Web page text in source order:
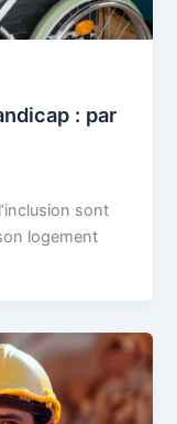
: par
sont
logement